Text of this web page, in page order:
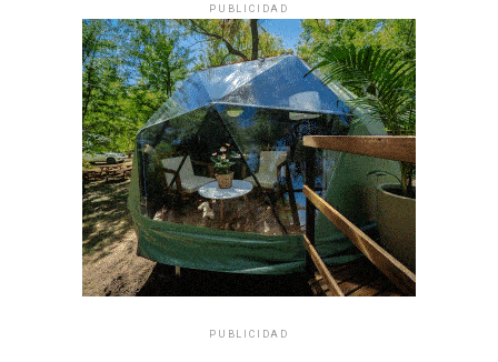
PUBLICIDAD
PUBLICIDAD